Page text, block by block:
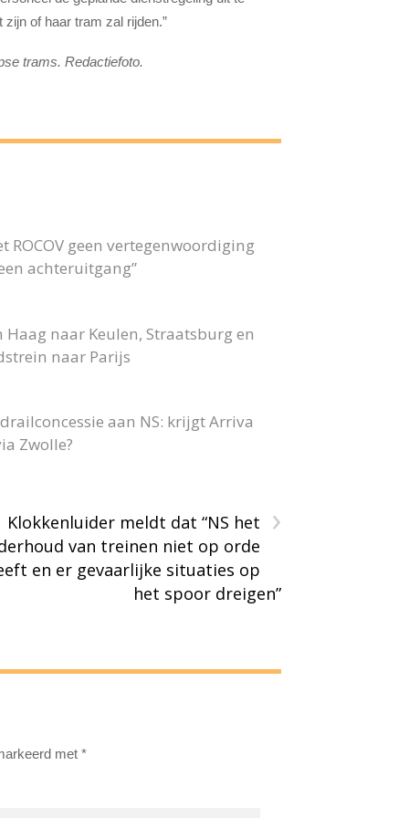
of haar tram zal rijden.”
trams. Redactiefoto.
geen vertegenwoordiging
achteruitgang”
naar Keulen, Straatsburg en
naar Parijs
aan NS: krijgt Arriva
Zwolle?
›
Klokkenluider meldt dat “NS het
van treinen niet op orde
en er gevaarlijke situaties op
het spoor dreigen”
met*